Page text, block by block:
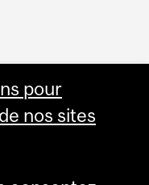
pour
nos sites